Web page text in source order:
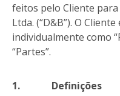
feitos pelo Cliente
Ltda. (“D&B”). O
individualmente como
“Partes”.
1. Definições